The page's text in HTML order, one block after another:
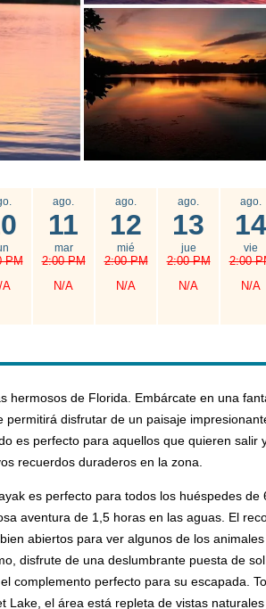
PM
A
ago.
11
mar
2:00 PM
N/A
ago.
12
mié
2:00 PM
N/A
ago.
13
jue
2:00 PM
N/A
ago.
14
vie
2:00
N/A
hermosos de Florida. Embárcate en una
disfrutar de un paisaje
es perfecto para aquellos que quieren salir
recuerdos duraderos en la zona.
es perfecto para todos los huéspedes de
aventura de 1,5 horas en las aguas. El
abiertos para ver algunos de los
disfrute de una deslumbrante puesta de
complemento perfecto para su escapada.
Lake, el área está repleta de vistas